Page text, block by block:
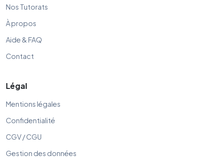
Nos Tutorats
À propos
Aide & FAQ
Contact
Légal
Mentions légales
Confidentialité
CGV / CGU
Gestion des données